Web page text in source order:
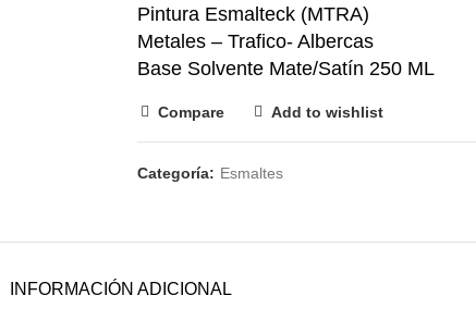
Pintura Esmalteck (MTRA)
Metales – Trafico- Albercas
Base Solvente Mate/Satín 250 ML
Compare Add to wishlist
Categoría: Esmaltes
INFORMACIÓN ADICIONAL